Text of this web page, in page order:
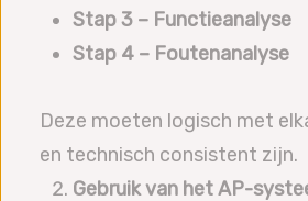
Stap 3 – Functieanalyse
Stap 4 – Foutenanalyse
Deze moeten logisch met
en technisch consistent zijn.
Gebruik van het AP-